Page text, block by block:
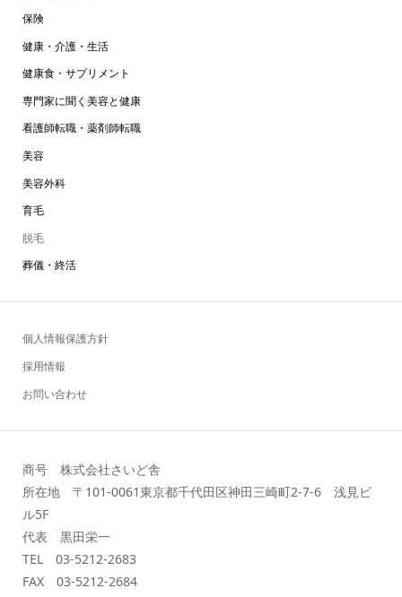
保険
健康・介護・生活
健康食・サプリメント
専門家に聞く美容と健康
看護師転職・薬剤師転職
美容
美容外科
育毛
脱毛
葬儀・終活
個人情報保護方針
採用情報
お問い合わせ
商号 株式会社さいど舎
所在地 〒101-0061東京都千代田区神田三崎町2-7-6 浅見ビ
ル5F
代表 黒田栄一
TEL 03-5212-2683
FAX 03-5212-2684